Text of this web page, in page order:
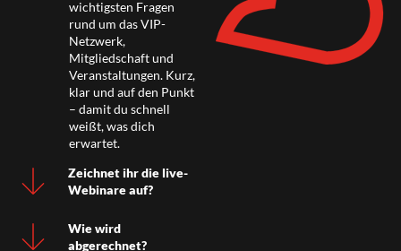
wichtigsten Fragen
rund um das VIP-
Netzwerk,
Mitgliedschaft und
Veranstaltungen. Kurz,
klar und auf den Punkt
– damit du schnell
weißt, was dich
erwartet.
Zeichnet ihr die live-
Webinare auf?
Wie wird
abgerechnet?